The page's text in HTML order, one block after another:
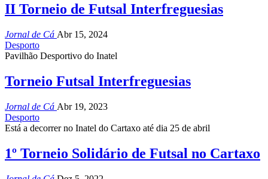
II Torneio de Futsal Interfreguesias
Jornal de Cá Abr 15, 2024
Desporto
Pavilhão Desportivo do Inatel
Torneio Futsal Interfreguesias
Jornal de Cá Abr 19, 2023
Desporto
Está a decorrer no Inatel do Cartaxo até dia 25 de abril
1º Torneio Solidário de Futsal no Cartaxo